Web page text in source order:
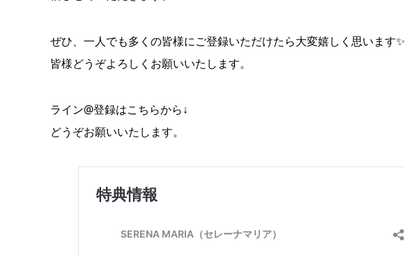
ぜひ、一人でも多くの皆様にご登録いただけたら大変嬉しく思います✨
皆様どうぞよろしくお願いいたします。
ライン@登録はこちらから↓
どうぞお願いいたします。